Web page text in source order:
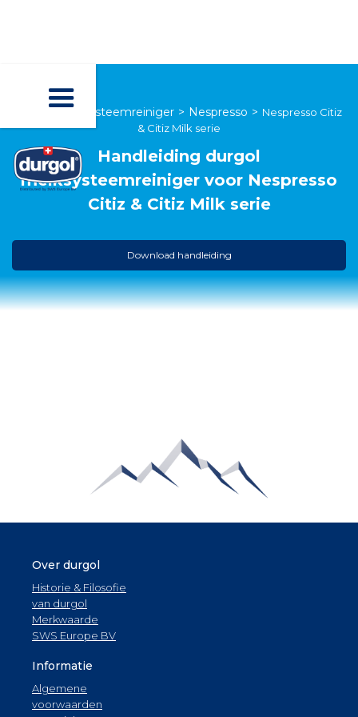
durgol melksysteemreiniger > Nespresso > Nespresso Citiz
& Citiz Milk serie
Handleiding durgol
melksysteemreiniger voor Nespresso
Citiz & Citiz Milk serie
Download handleiding
Over durgol
Historie & Filosofie
van durgol
Merkwaarde
SWS Europe BV
Informatie
Algemene
voorwaarden